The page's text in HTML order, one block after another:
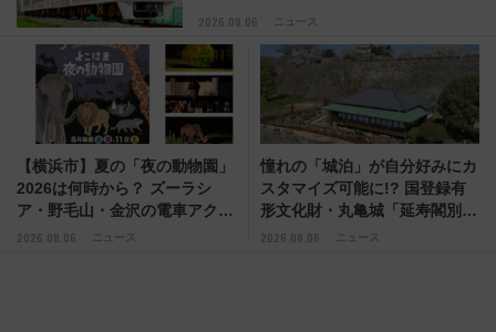
2026.08.06 ニュース
2026.08.06 ニュース
【横浜市】夏の「夜の動物園」
2026は何時から？ ズーラシ
ア・野毛山・金沢の電車アクセ
スや見どころ、限定イベントを
2026.08.06 ニュース
憧れの「城泊」が自分好みにカ
スタマイズ可能に!? 国登録有
形文化財・丸亀城「延寿閣別
館」にオーダーメイド型の宿泊